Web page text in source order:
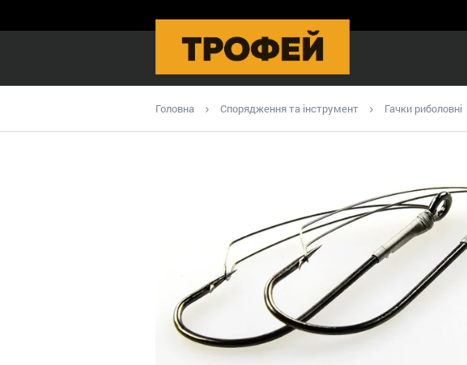
Головна Спорядження та інструмент Гачки риболовні